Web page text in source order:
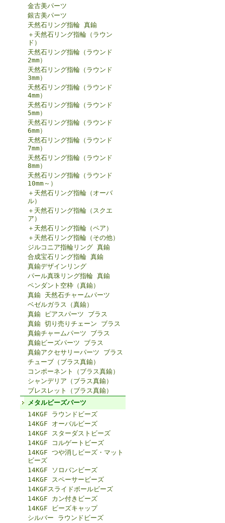
金古美パーツ
銀古美パーツ
天然石リング指輪 真鍮
＋天然石リング指輪（ラウン
ド）
天然石リング指輪（ラウンド
2mm）
天然石リング指輪（ラウンド
3mm）
天然石リング指輪（ラウンド
4mm）
天然石リング指輪（ラウンド
5mm）
天然石リング指輪（ラウンド
6mm）
天然石リング指輪（ラウンド
7mm）
天然石リング指輪（ラウンド
8mm）
天然石リング指輪（ラウンド
10mm～）
＋天然石リング指輪（オーバ
ル）
＋天然石リング指輪（スクエ
ア）
＋天然石リング指輪（ペア）
＋天然石リング指輪（その他）
ジルコニア指輪リング 真鍮
合成宝石リング指輪 真鍮
真鍮デザインリング
パール真珠リング指輪 真鍮
ペンダント空枠（真鍮）
真鍮 天然石チャームパーツ
ベゼルガラス（真鍮）
真鍮 ピアスパーツ ブラス
真鍮 切り売りチェーン ブラス
真鍮チャームパーツ ブラス
真鍮ビーズパーツ ブラス
真鍮アクセサリーパーツ ブラス
チューブ（ブラス真鍮）
コンポーネント（ブラス真鍮）
シャンデリア（ブラス真鍮）
ブレスレット（ブラス真鍮）
メタルビーズパーツ
14KGF ラウンドビーズ
14KGF オーバルビーズ
14KGF スターダストビーズ
14KGF コルゲートビーズ
14KGF つや消しビーズ・マット
ビーズ
14KGF ソロバンビーズ
14KGF スペーサービーズ
14KGFスライドボールビーズ
14KGF カン付きビーズ
14KGF ビーズキャップ
シルバー ラウンドビーズ